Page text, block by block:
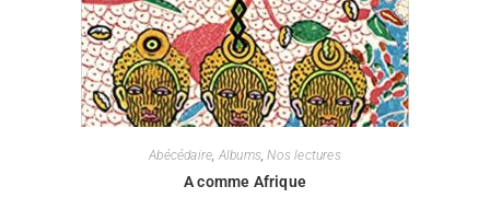
Abécédaire, Albums,Nos lectures
A comme Afrique